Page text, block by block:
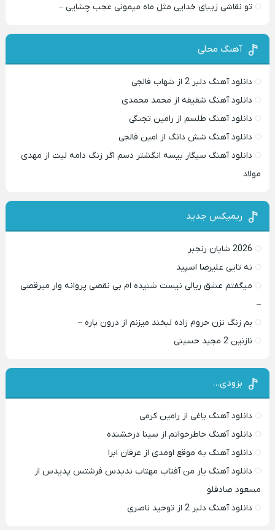
تو نقاشی زیبای خدایی مثل ماه میمونی عجب چشایی –
آهنگ محلی
دانلود آهنگ دلبر 2 از شهاب فالجی
دانلود آهنگ شقیقه از محمد محمدی
دانلود آهنگ طلسم از رامین تجنگی
دانلود آهنگ شش دانگ از امین فالجی
دانلود آهنگ سیگار بیسه انگشتر دسم اگر زنگ دامه لیت از مهدی
مولاد
ریمیکس جدید
2026 شایان رنجبر
نه تایی علیرضا اسپید
میگفتم عشق ریالی نیست شنیده ام بی نقصی پروانه وار میرقصی
–
بم زنگ نزن حروم زاده لبخند میزنم از درون پاره –
نازنین 2 مجید حسینی
بزودی…
دانلود آهنگ یاغی از رامین کرمی
دانلود آهنگ خاطرخواتم از سینا درخشنده
دانلود آهنگ به موقع اومدی از عرفان ابرا
دانلود آهنگ یار من آفتاب مهتاب ندیدس فرشتس پدیدس از
مسعود صادقلو
دانلود آهنگ دلبر 2 از توحید ناصری